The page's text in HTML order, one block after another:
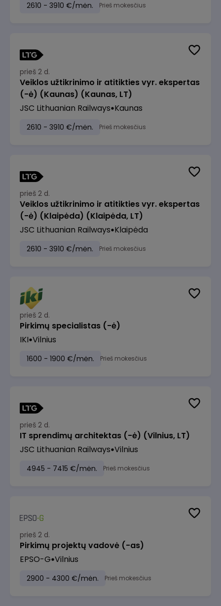
2610 - 3910 €/mėn. Prieš mokesčius
prieš 2 d.
Veiklos užtikrinimo ir atitikties vyr. ekspertas
(-ė) (Kaunas) (Kaunas, LT)
JSC Lithuanian Railways Kaunas
2610 - 3910 €/mėn. Prieš mokesčius
prieš 2 d.
Veiklos užtikrinimo ir atitikties vyr. ekspertas
(-ė) (Klaipėda) (Klaipėda, LT)
JSC Lithuanian Railways Klaipėda
2610 - 3910 €/mėn. Prieš mokesčius
prieš 2 d.
Pirkimų specialistas (-ė)
IKI Vilnius
1600 - 1900 €/mėn. Prieš mokesčius
prieš 2 d.
IT sprendimų architektas (-ė) (Vilnius, LT)
JSC Lithuanian Railways Vilnius
4945 - 7415 €/mėn. Prieš mokesčius
prieš 2 d.
Pirkimų projektų vadovė (-as)
EPSO-G Vilnius
2900 - 4300 €/mėn. Prieš mokesčius